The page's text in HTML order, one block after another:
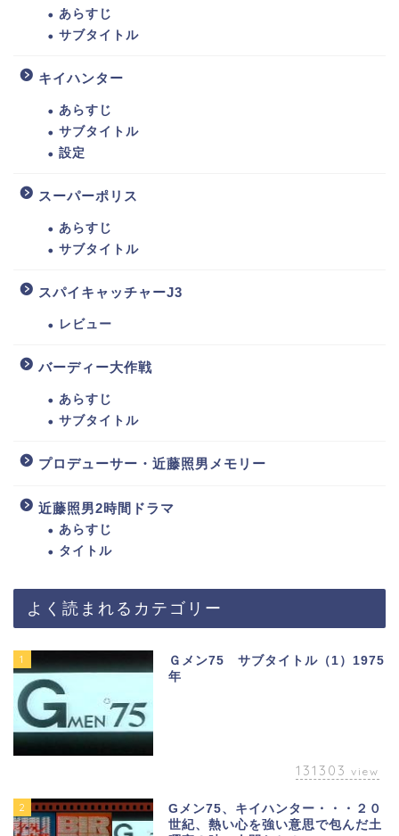
あらすじ
サブタイトル
キイハンター
あらすじ
サブタイトル
設定
スーパーポリス
あらすじ
サブタイトル
スパイキャッチャーJ3
レビュー
バーディー大作戦
あらすじ
サブタイトル
プロデューサー・近藤照男メモリー
近藤照男2時間ドラマ
あらすじ
タイトル
よく読まれるカテゴリー
1
Ｇメン75 サブタイトル（1）1975
年
131303 view
2
Gメン75、キイハンター・・・２０
世紀、熱い心を強い意思で包んだ土